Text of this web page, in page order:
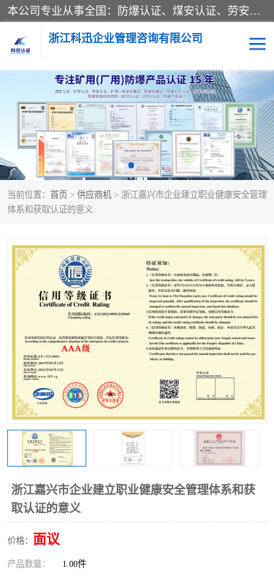
本公司专业从事全国：防爆认证、煤安认证、劳安认证、体系认证、产品认证、ATEX认证、IECEX认证、消防产品认证、生产认可证、验厂指导、认证技术支持、企业管理策划等一站式咨询服务。 用我们的智慧、经验、真诚与勤恳，分享成长的喜悦！ 全国24小时咨询热线：* 认证咨询：张老师（全国*）
浙江科迅企业管理咨询有限公司
当前位置： 首页 > 供应商机 > 浙江嘉兴市企业建立职业健康安全管理
体系和获取认证的意义
浙江嘉兴市企业建立职业健康安全管理体系和获
取认证的意义
价格： 面议
产品数量： 1.00件
煤安认证 防爆CCC认证
防爆合格证 矿安认证
劳安认证